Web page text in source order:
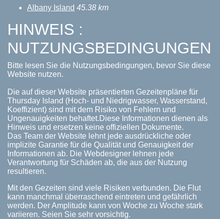
Albany Island 45.38 km
HINWEIS :
NUTZUNGSBEDINGUNGEN
Bitte lesen Sie die Nutzungsbedingungen, bevor Sie diese
Website nutzen.
Die auf dieser Website präsentierten Gezeitenpläne für
Thursday Island (Hoch- und Niedrigwasser, Wasserstand,
Koeffizient) sind mit dem Risiko von Fehlern und
Ungenauigkeiten behaftet.Diese Informationen dienen als
Hinweis und ersetzen keine offiziellen Dokumente.
Das Team der Website lehnt jede ausdrückliche oder
implizite Garantie für die Qualität und Genauigkeit der
Informationen ab. Die Webdesigner lehnen jede
Verantwortung für Schäden ab, die aus der Nutzung
resultieren.
Mit den Gezeiten sind viele Risiken verbunden. Die Flut
kann manchmal überraschend eintreten und gefährlich
werden. Der Amplitude kann von Woche zu Woche stark
variieren. Seien Sie sehr vorsichtig.